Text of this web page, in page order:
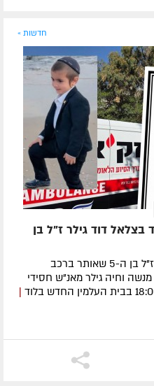
חדשות »
בצלאל דוד גילר ז"ל בן
הלווייתו של הילד בצלאל דוד גילר ז"ל בן ה-5 שאותר ברכב
וחיה גילר מאנ"ש חסידי
|